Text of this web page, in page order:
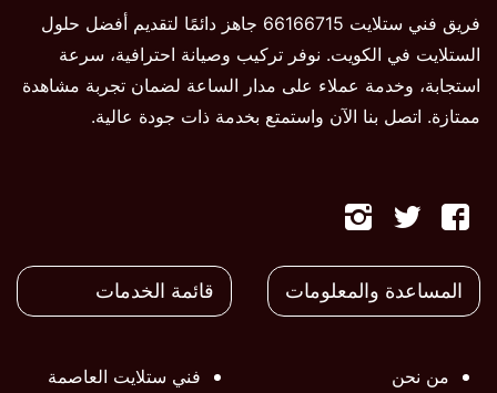
فريق فني ستلايت 66166715 جاهز دائمًا لتقديم أفضل حلول
الستلايت في الكويت. نوفر تركيب وصيانة احترافية، سرعة
استجابة، وخدمة عملاء على مدار الساعة لضمان تجربة مشاهدة
ممتازة. اتصل بنا الآن واستمتع بخدمة ذات جودة عالية.
تابعنا
على
تابعنا
علىعلى
المساعدة والمعلومات
من نحن
قائمة الخدمات
فني ستلايت العاصمة